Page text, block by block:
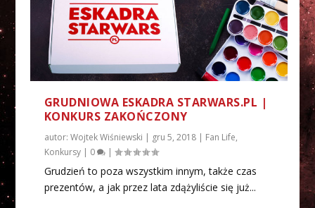
GRUDNIOWA ESKADRA STARWARS.PL |
KONKURS ZAKOŃCZONY
autor: Wojtek Wiśniewski | gru 5, 2018| Fan Life,
Konkursy| 0 |
Grudzień to poza wszystkim innym, także czas
prezentów, a jak przez lata zdążyliście się już...